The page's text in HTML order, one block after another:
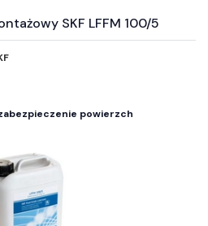
SKF LFFM 100/5
powierzch